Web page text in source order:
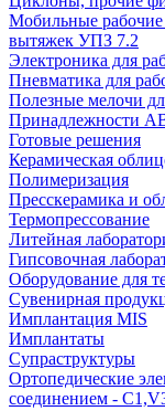
Мобильные рабочие
вытяжек УПЗ 7.2
Электроника для
Пневматика для
Полезные мелочи
Принадлежности
Готовые решения
Керамическая
Полимеризация
Пресскерамика и
Термопрессование
Литейная
Гипсовочная
Оборудование для
Сувенирная
Имплантация MIS
Имплантаты
Супраструктуры
Ортопедические
соединением -